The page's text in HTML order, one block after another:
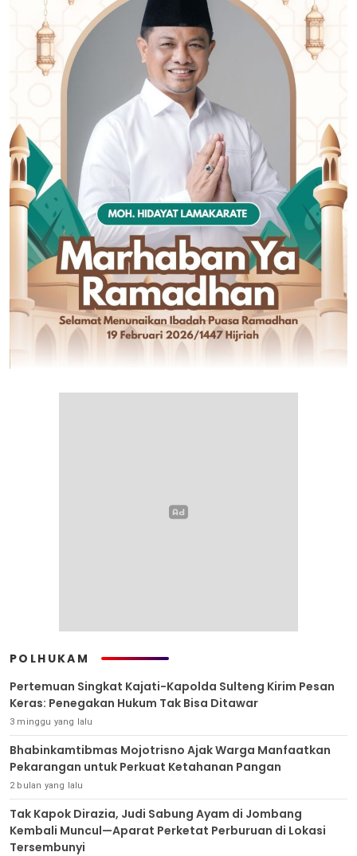
POLHUKAM
Pertemuan Singkat Kajati-Kapolda Sulteng Kirim Pesan
Keras: Penegakan Hukum Tak Bisa Ditawar
3 minggu yang lalu
Bhabinkamtibmas Mojotrisno Ajak Warga Manfaatkan
Pekarangan untuk Perkuat Ketahanan Pangan
2 bulan yang lalu
Tak Kapok Dirazia, Judi Sabung Ayam di Jombang
Kembali Muncul—Aparat Perketat Perburuan di Lokasi
Tersembunyi